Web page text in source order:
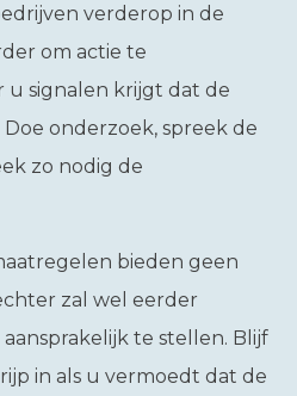
verderop in de
om actie te
signalen krijgt dat de
onderzoek, spreek de
zo nodig de
bieden geen
zal wel eerder
te stellen. Blijf
in als u vermoedt dat de